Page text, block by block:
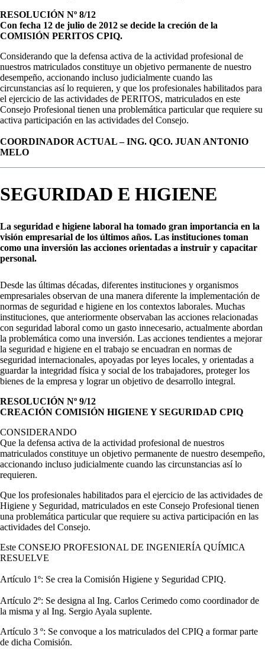
RESOLUCIÓN Nº 8/12
Con fecha 12 de julio de 2012 se decide la creción de la
COMISIÓN PERITOS CPIQ.
Considerando que la defensa activa de la actividad profesional de
nuestros matriculados constituye un objetivo permanente de nuestro
desempeño, accionando incluso judicialmente cuando las
circunstancias así lo requieren, y que los profesionales habilitados para
el ejercicio de las actividades de PERITOS, matriculados en este
Consejo Profesional tienen una problemática particular que requiere su
activa participación en las actividades del Consejo.
COORDINADOR ACTUAL – ING. QCO. JUAN ANTONIO
MELO
SEGURIDAD E HIGIENE
La seguridad e higiene laboral ha tomado gran importancia en la
visión empresarial de los últimos años. Las instituciones toman
como una inversión las acciones orientadas a instruir y capacitar
personal.
Desde las últimas décadas, diferentes instituciones y organismos
empresariales observan de una manera diferente la implementación de
normas de seguridad e higiene en los contextos laborales. Muchas
instituciones, que anteriormente observaban las acciones relacionadas
con seguridad laboral como un gasto innecesario, actualmente abordan
la problemática como una inversión. Las acciones tendientes a mejorar
la seguridad e higiene en el trabajo se encuadran en normas de
seguridad internacionales, apoyadas por leyes locales, y orientadas a
guardar la integridad física y social de los trabajadores, proteger los
bienes de la empresa y lograr un objetivo de desarrollo integral.
RESOLUCIÓN Nº 9/12
CREACIÓN COMISIÓN HIGIENE Y SEGURIDAD CPIQ
CONSIDERANDO
Que la defensa activa de la actividad profesional de nuestros
matriculados constituye un objetivo permanente de nuestro desempeño,
accionando incluso judicialmente cuando las circunstancias así lo
requieren.
Que los profesionales habilitados para el ejercicio de las actividades de
Higiene y Seguridad, matriculados en este Consejo Profesional tienen
una problemática particular que requiere su activa participación en las
actividades del Consejo.
Este CONSEJO PROFESIONAL DE INGENIERÍA QUÍMICA
RESUELVE
Artículo 1º: Se crea la Comisión Higiene y Seguridad CPIQ.
Artículo 2º: Se designa al Ing. Carlos Cerimedo como coordinador de
la misma y al Ing. Sergio Ayala suplente.
Artículo 3 º: Se convoque a los matriculados del CPIQ a formar parte
de dicha Comisión.